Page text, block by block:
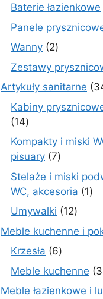
Baterie łazienkowe
Panele
Wanny 22
produkty
Zestawy
Artykuły sanitarne
Kabiny
1414
produktów
Kompakty i miski
pisuary 77
produktów
Stelaże i miski
WC, akcesoria
11
Umywalki 1212
Meble kuchenne i
Krzesła 66
Meble kuchenne 3
Meble łazienkowe i